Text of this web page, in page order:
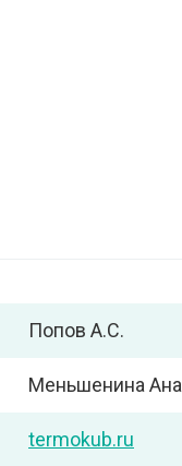
Попов А.С.
Меньшенина
termokub.ru